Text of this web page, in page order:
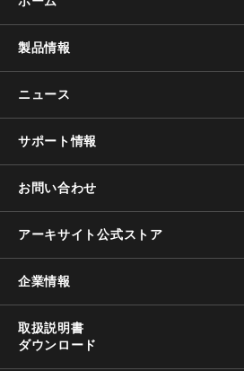
製品情報
ニュース
サポート情報
お問い合わせ
アーキサイト公式ストア
企業情報
取扱説明書
ダウンロード